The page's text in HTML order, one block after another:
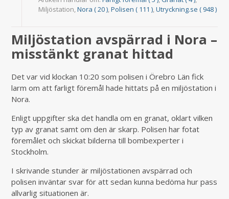
Miljöstation,Nora ( 20 ),Polisen ( 111 ),Utryckning.se ( 948 )
Miljöstation avspärrad i Nora –
misstänkt granat hittad
Det var vid klockan 10:20 som polisen i Örebro Län fick
larm om att farligt föremål hade hittats på en miljöstation i
Nora.
Enligt uppgifter ska det handla om en granat, oklart vilken
typ av granat samt om den är skarp. Polisen har fotat
föremålet och skickat bilderna till bombexperter i
Stockholm.
I skrivande stunder är miljöstationen avspärrad och
polisen inväntar svar för att sedan kunna bedöma hur pass
allvarlig situationen är.